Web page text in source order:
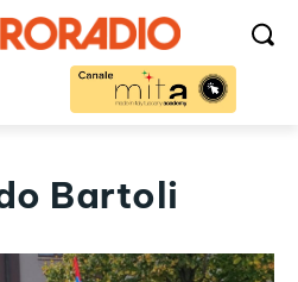
Bartoli